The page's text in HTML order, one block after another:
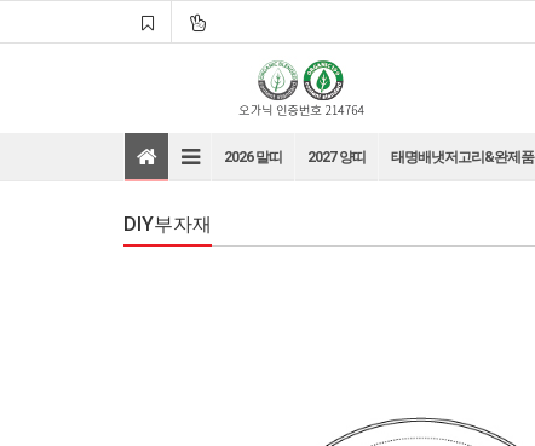
2026 말띠 2027 양띠 태명배냇저고리&완제품
DIY부자재